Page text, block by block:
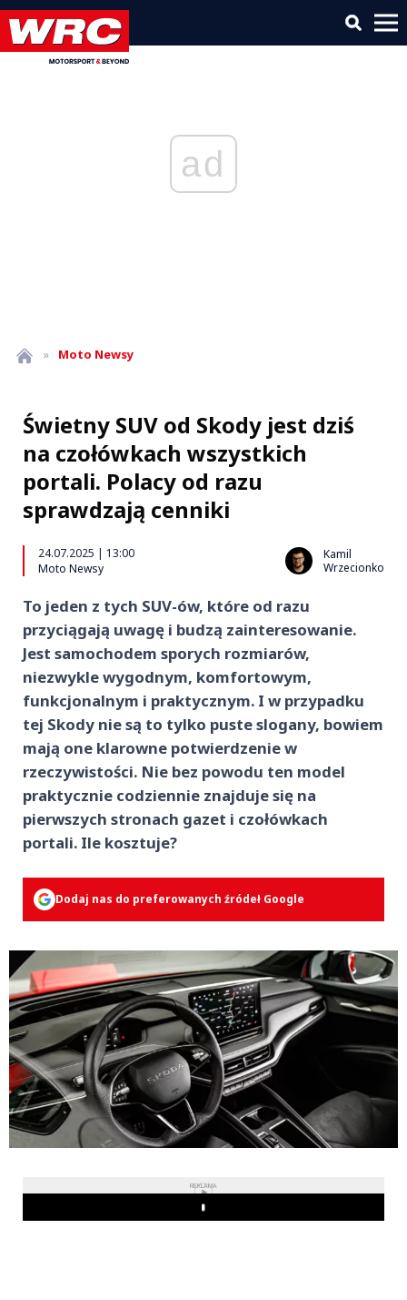
ad
» Moto Newsy
Świetny SUV od Skody jest dziś
na czołówkach wszystkich
portali. Polacy od razu
sprawdzają cenniki
24.07.2025 | 13:00
Moto Newsy
Kamil
Wrzecionko
To jeden z tych SUV-ów, które od razu
przyciągają uwagę i budzą zainteresowanie.
Jest samochodem sporych rozmiarów,
niezwykle wygodnym, komfortowym,
funkcjonalnym i praktycznym. I w przypadku
tej Skody nie są to tylko puste slogany, bowiem
mają one klarowne potwierdzenie w
rzeczywistości. Nie bez powodu ten model
praktycznie codziennie znajduje się na
pierwszych stronach gazet i czołówkach
portali. Ile kosztuje?
Dodaj nas do preferowanych źródeł Google
REKLAMA
Play